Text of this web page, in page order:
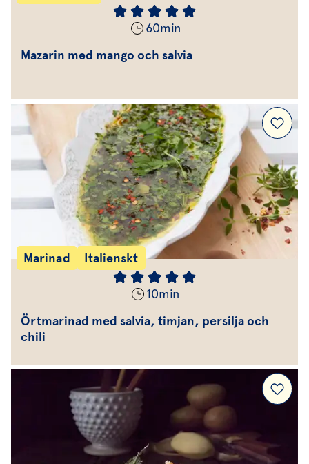
60min
Mazarin med mango och salvia
Marinad Italienskt
10min
Örtmarinad med salvia, timjan, persilja och
chili